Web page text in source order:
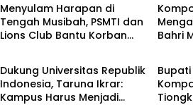
Menyulam Harapan di
Tengah Musibah, PSMTI dan
Lions Club Bantu Korban
Bahri
Daerah
Dukung Universitas Republik
Indonesia, Taruna Ikrar:
Kampus Harus Menjadi